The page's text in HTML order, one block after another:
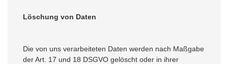
Löschung von Daten
Die von uns verarbeiteten Daten werden nach Maßgabe
der Art. 17 und 18 DSGVO gelöscht oder in ihrer